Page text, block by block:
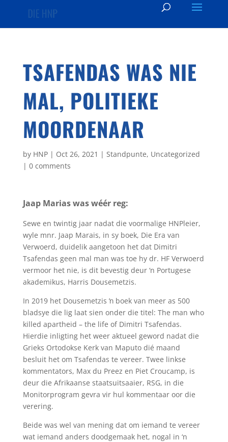
TSAFENDAS WAS NIE
MAL, POLITIEKE
MOORDENAAR
by HNP| Oct 26, 2021 | Standpunte, Uncategorized
| 0 comments
Jaap Marias was wéér reg:
Sewe en twintig jaar nadat die voormalige HNPleier,
wyle mnr. Jaap Marais, in sy boek, Die Era van
Verwoerd, duidelik aangetoon het dat Dimitri
Tsafendas geen mal man was toe hy dr. HF Verwoerd
vermoor het nie, is dit bevestig deur ‘n Portugese
akademikus, Harris Dousemetzis.
In 2019 het Dousemetzis ŉ boek van meer as 500
bladsye die lig laat sien onder die titel: The man who
killed apartheid – the life of Dimitri Tsafendas.
Hierdie inligting het weer aktueel geword nadat die
Grieks Ortodokse Kerk van Maputo dié maand
besluit het om Tsafendas te vereer. Twee linkse
kommentators, Max du Preez en Piet Croucamp, is
deur die Afrikaanse staatsuitsaaier, RSG, in die
Monitorprogram gevra vir hul kommentaar oor die
verering.
Beide was wel van mening dat om iemand te vereer
wat iemand anders doodgemaak het, nogal in ‘n